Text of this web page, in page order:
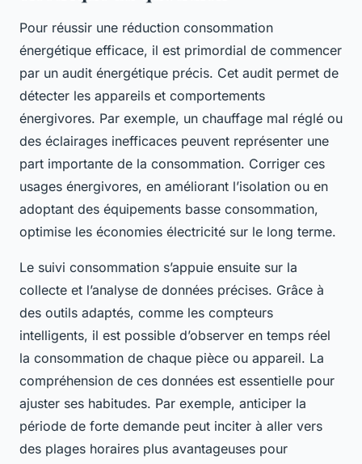
Pour réussir une réduction consommation
énergétique efficace, il est primordial de commencer
par un audit énergétique précis. Cet audit permet de
détecter les appareils et comportements
énergivores. Par exemple, un chauffage mal réglé ou
des éclairages inefficaces peuvent représenter une
part importante de la consommation. Corriger ces
usages énergivores, en améliorant l’isolation ou en
adoptant des équipements basse consommation,
optimise les économies électricité sur le long terme.
Le suivi consommation s’appuie ensuite sur la
collecte et l’analyse de données précises. Grâce à
des outils adaptés, comme les compteurs
intelligents, il est possible d’observer en temps réel
la consommation de chaque pièce ou appareil. La
compréhension de ces données est essentielle pour
ajuster ses habitudes. Par exemple, anticiper la
période de forte demande peut inciter à aller vers
des plages horaires plus avantageuses pour